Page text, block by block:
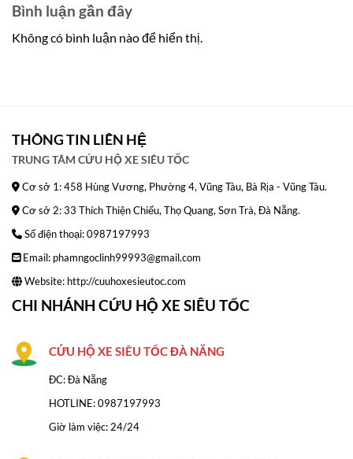
Bình luận gần đây
Không có bình luận nào để hiển thị.
THÔNG TIN LIÊN HỆ
TRUNG TÂM CỨU HỘ XE SIÊU TỐC
Cơ sở 1: 458 Hùng Vương, Phường 4, Vũng Tàu, Bà Rịa - Vũng Tàu.
Cơ sở 2: 33 Thích Thiện Chiếu, Thọ Quang, Sơn Trà, Đà Nẵng.
Số điện thoại: 0987197993
Email: phamngoclinh99993@gmail.com
Website: http://cuuhoxesieutoc.com
CHI NHÁNH CỨU HỘ XE SIÊU TỐC
CỨU HỘ XE SIÊU TỐC ĐÀ NĂNG
ĐC: Đà Nẵng
HOTLINE:0987197993
Giờ làm việc: 24/24